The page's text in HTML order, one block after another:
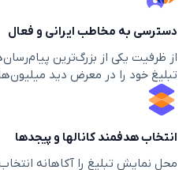
دسترسی به مخاطب ایرانی و فعال
از ظرفیت یکی از بزرگ‌ترین
تبلیغ خود را در معرض دید میلیون‌ها
انتخاب هدفمند کانالها و پیجدها
محل نمايش تبليغ را آكاهانه انتخاب